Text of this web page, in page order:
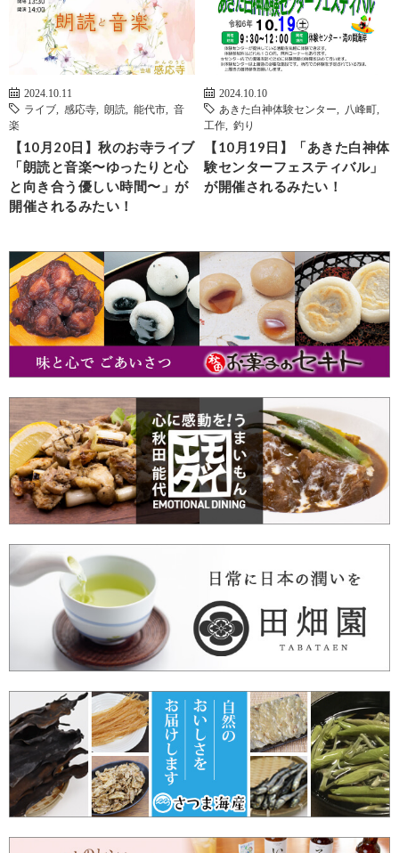
2024.10.11
ライブ
感応寺 朗読 能代市
音
楽
【10月20日】秋のお寺ライブ
「朗読と音楽〜ゆったりと心
と向き合う優しい時間〜」が
開催されるみたい！
2024.10.10
あきた白神体験センター
八峰町
工作
釣り
【10月19日】「あきた白神体
験センターフェスティバル」
が開催されるみたい！